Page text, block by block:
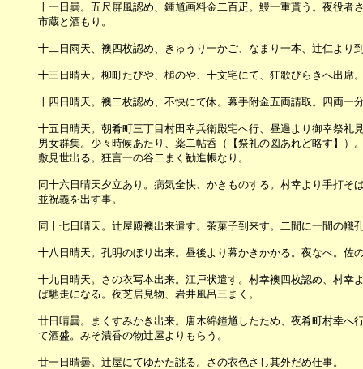
十一日曇。五尺屏風認め、鍾馗画料金二百疋。鰻一重貰う。夜役者さ
市蔵と酒もり。
十二日雨天、襖四枚認め、きゅうり一かご、なまり一本、辻仁より到
十三日晴天。柳町たびや、槌のや、十文宅にて、狂歌びらきへ出席
十四日晴天。襖二枚認め、不快にて休。幕手附金五両請取。四両一
十五日晴天。朝肴町三丁目村田幸兵衛殿宅へ行、昼過より御幸祭礼見
男女群集。少々時候あたり、薬二帖呑（【祭礼の図あれど略す】）。
敷見世出る。狂言一の谷二まく勧進帳なり。
同十六日晴天夕立あり。病気全快、かきものする。村幸より手打そば
並祝義を出す事。
同十七日晴天。辻屋殿襖出来遣す。茶菓子到来す。二間に一間の幟
十八日晴天。孔明のぼり出来。昼後より幕かきかかる。夜なべ。佐の
十九日晴天。さの衣写本出来。江戸状遣す。村幸襖四枚認め、村幸よ
ば馳走になる。夜芝居見物、岩井風呂三まく。
廿日晴曇。まくすみかき出来。唐木綿鐘馗したため、夜肴町村幸へ行
て酒盛。みそ漬香の物辻屋よりもらう。
廿一日晴曇。辻屋にてゆかた誂る。さの衣色さし其外だめ仕事。